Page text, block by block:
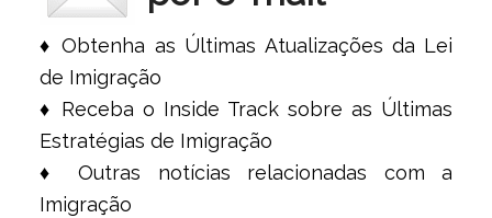
♦ Obtenha as Últimas Atualizações da Lei
de Imigração
♦ Receba o Inside Track sobre as Últimas
Estratégias de Imigração
♦ Outras notícias relacionadas com a
Imigração